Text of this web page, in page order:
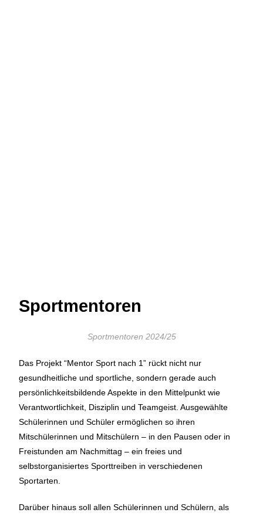
Sportmentoren
Sportmentoren 2024/25
Das Projekt “Mentor Sport nach 1” rückt nicht nur
gesundheitliche und sportliche, sondern gerade auch
persönlichkeitsbildende Aspekte in den Mittelpunkt wie
Verantwortlichkeit, Disziplin und Teamgeist. Ausgewählte
Schülerinnen und Schüler ermöglichen so ihren
Mitschülerinnen und Mitschülern – in den Pausen oder in
Freistunden am Nachmittag – ein freies und
selbstorganisiertes Sporttreiben in verschiedenen
Sportarten.
Darüber hinaus soll allen Schülerinnen und Schülern, als